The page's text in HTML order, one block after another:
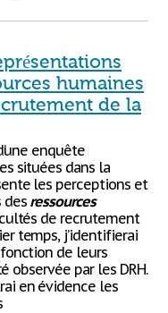
humaines
de la
enquête
situées dans la
les perceptions et
desressources
de recrutement
temps, j’identifierai
de leurs
par les DRH.
en évidence les